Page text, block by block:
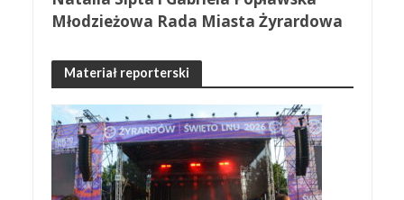
Młodzieżowa Rada Miasta Żyrardowa
Materiał reporterski